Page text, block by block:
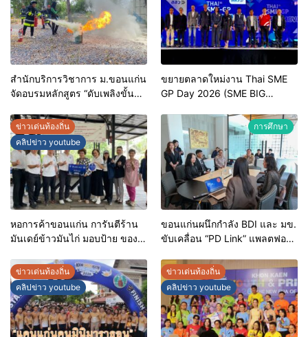
สำนักบริการวิชาการ ม.ขอนแก่น
จัดอบรมหลักสูตร “ดับเพลิงขั้น
ท้องถิ่นรับมืออัคคีภัยตาม
มาตรฐานสากล
ขยายตลาดใหม่งาน Thai SME
GP Day 2026 (SME BIG
ข่าวเด่นท้องถิ่น
คลิปข่าว youtube
หอการค้าขอนแก่น การันตีร้าน
มันเดย์ข้าวมันไก่ มอบป้าย ของดี
ประกอบการคุณภาพ ยกระดับ
มาตรฐาน สร้างความเชื่อมั่นให้ผู้
บริโภค
การศึกษา
ขอนแก่นผนึกกำลัง BDI และ มข.
ขับเคลื่อน “PD Link” แพลตฟอร์ม
บริหารงานบนฐานข้อมูลที่
แม่นยำและยั่งยืน
ข่าวเด่นท้องถิ่น
คลิปข่าว youtube
ข่าวเด่นท้องถิ่น
คลิปข่าว youtube